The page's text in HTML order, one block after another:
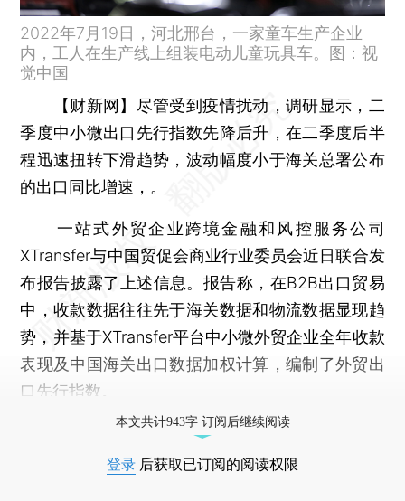
2022年7月19日，河北邢台，一家童车生产企业
内，工人在生产线上组装电动儿童玩具车。图：视
觉中国
【财新网】 尽管受到疫情扰动，调研显示，二
季度中小微出口先行指数先降后升，在二季度后半
程迅速扭转下滑趋势，波动幅度小于海关总署公布
的出口同比增速，。
一站式外贸企业跨境金融和风控服务公司
XTransfer与中国贸促会商业行业委员会近日联合发
布报告披露了上述信息。报告称，在B2B出口贸易
中，收款数据往往先于海关数据和物流数据显现趋
势，并基于XTransfer平台中小微外贸企业全年收款
表现及中国海关出口数据加权计算，编制了外贸出
口先行指数。
本文共计943字 订阅后继续阅读
登录 后获取已订阅的阅读权限